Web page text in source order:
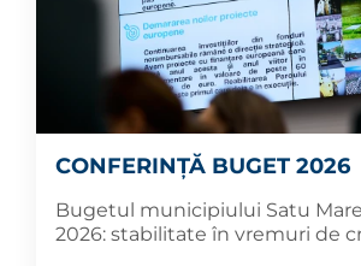
CONFERINȚĂ BUGET 2026
Bugetul municipiului Satu
2026: stabilitate în vremuri de